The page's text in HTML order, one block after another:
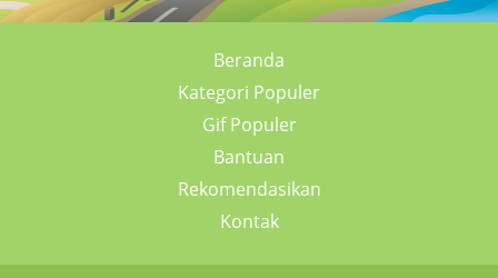
Beranda
Kategori Populer
Gif Populer
Bantuan
Rekomendasikan
Kontak